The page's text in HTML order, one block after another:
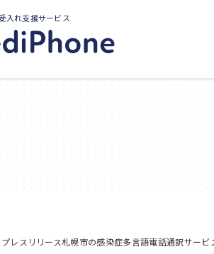
入れ支援サービス
プレスリリース札幌市の感染症多言語電話通訳サー